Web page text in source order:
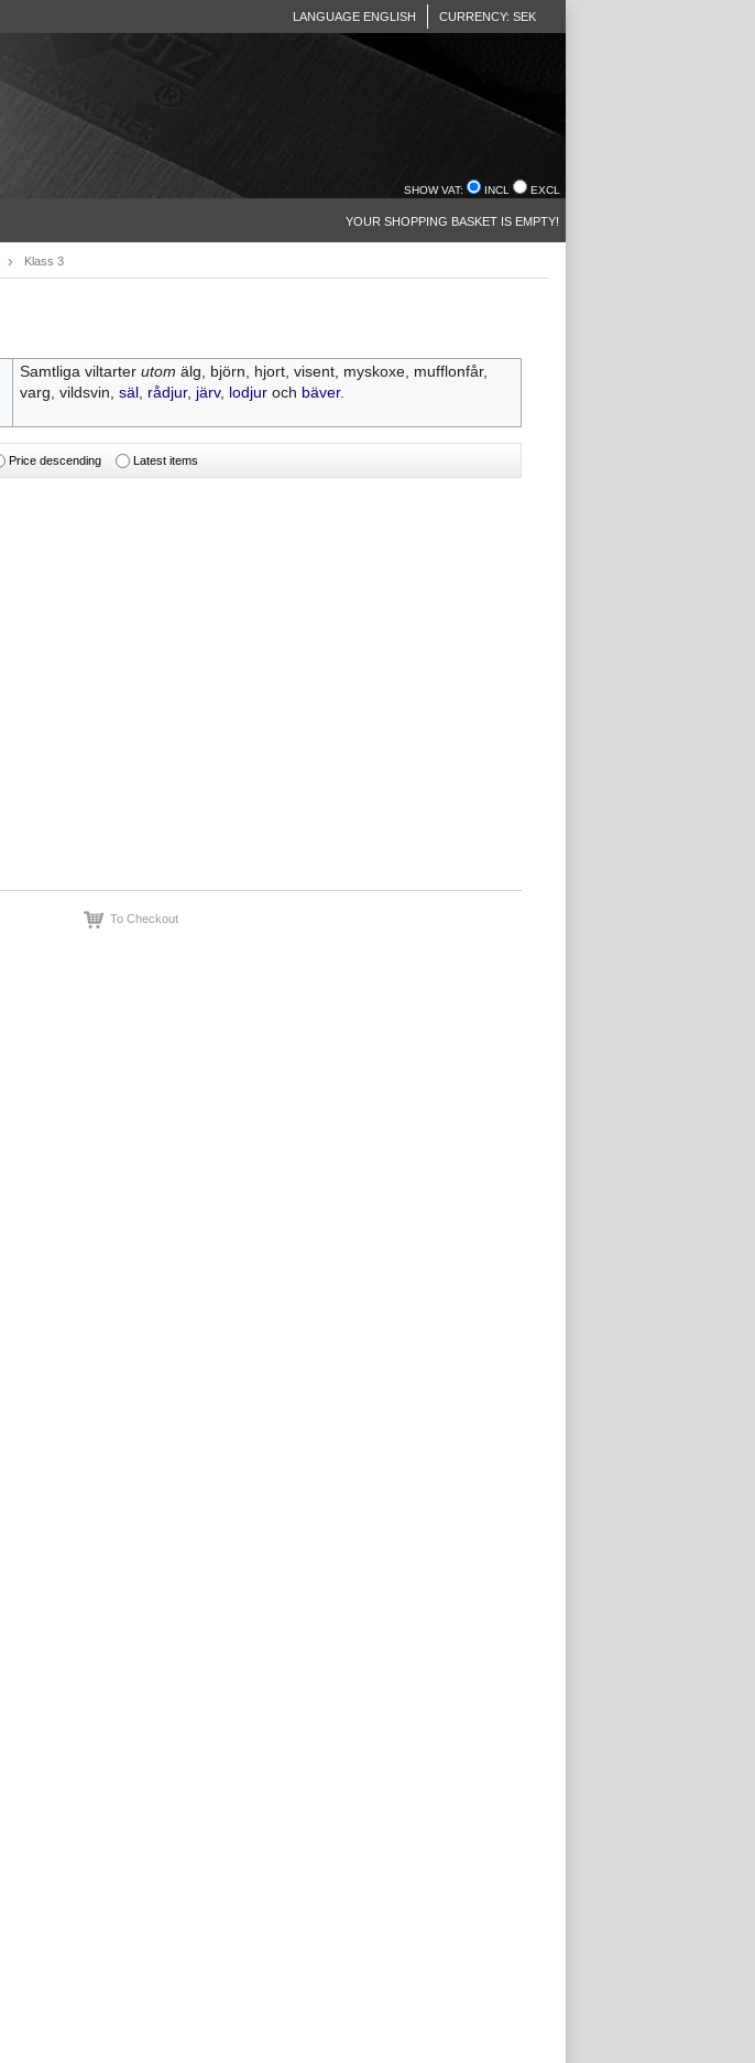
LANGUAGE ENGLISH CURRENCY: SEK
SHOW VAT: INCL EXCL
YOUR SHOPPING BASKET IS EMPTY!
Klass 3
Samtliga viltarter utom älg, björn, hjort, visent, myskoxe, mufflonfår,
varg, vildsvin, säl, rådjur, järv, lodjuroch bäver.
Price descending Latest items
To Checkout